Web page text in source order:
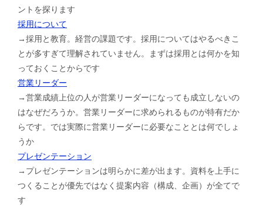
ントを探ります
採用について
→採用と教育。経営の課題です。採用についてはやるべきこ
とが多すぎて理解されていません。まずは採用とは何かを知
っておくことからです
営業リーダー
→営業成績上位の人が営業リーダーになっても成立しないの
はなぜだろうか。営業リーダーに求められるものが特有だか
らです。では実際に営業リーダーに必要なこととは何でしょ
うか
プレゼンテーション
→プレゼンテーションは明らかに差が出ます。資料を上手に
つくることが優先ではなく提案内容（構成、企画）が全てで
す